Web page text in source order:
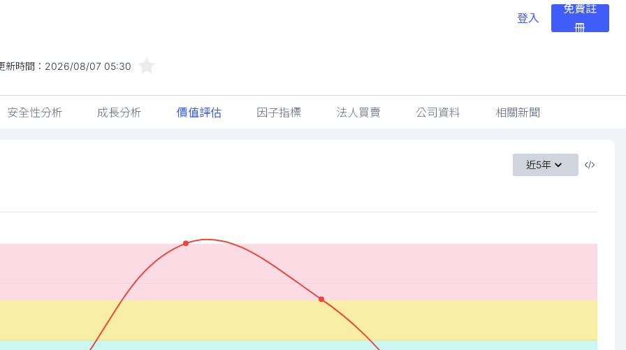
登入
免費註
冊
新時間： 2026/08/07 05:30
安全性分析 成長分析 價值評估 因子指標 法人買賣 公司資料 相關新聞
近5年